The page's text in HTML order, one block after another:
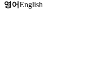
영어English